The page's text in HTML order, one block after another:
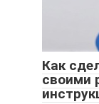
Как
своими